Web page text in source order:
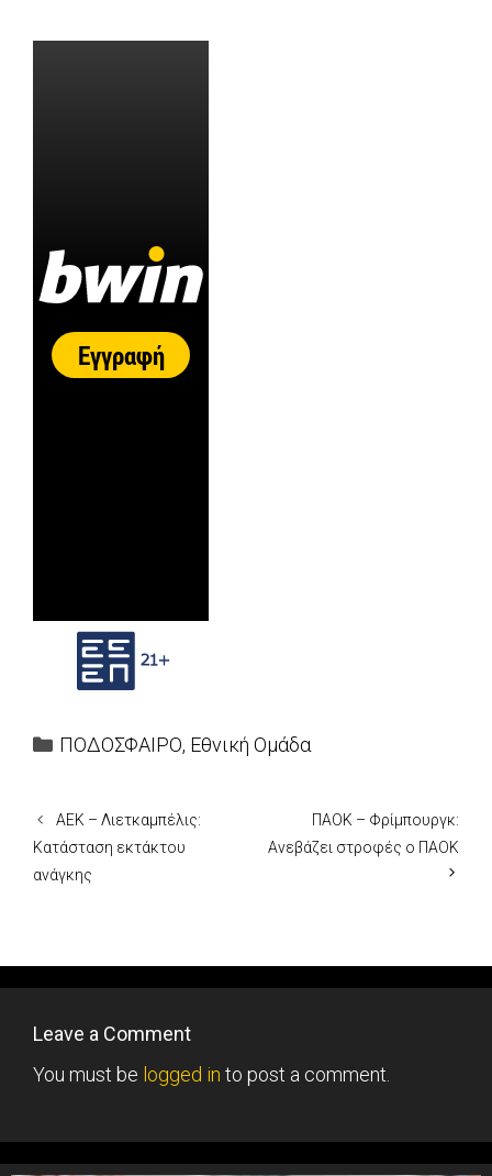
Categories
ΠΟΔΟΣΦΑΙΡΟ, Εθνική Ομάδα
ΑΕΚ – Λιετκαμπέλις:
Κατάσταση εκτάκτου
ανάγκης
ΠΑΟΚ – Φρίμπουργκ:
Ανεβάζει στροφές ο ΠΑΟΚ
Leave a Comment
You must be logged in to post a comment.